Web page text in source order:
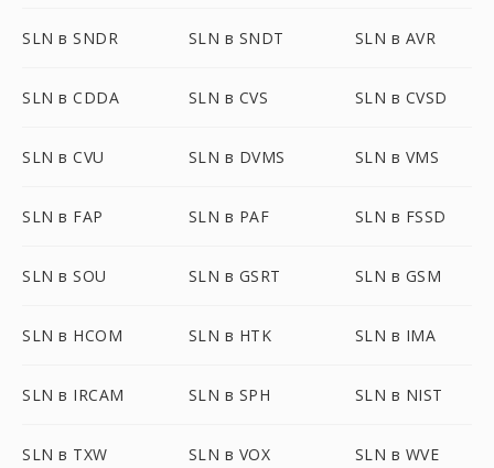
SLN в SNDR SLN в SNDT SLN в AVR
SLN в CDDA SLN в CVS SLN в CVSD
SLN в CVU SLN в DVMS SLN в VMS
SLN в FAP SLN в PAF SLN в FSSD
SLN в SOU SLN в GSRT SLN в GSM
SLN в HCOM SLN в HTK SLN в IMA
SLN в IRCAM SLN в SPH SLN в NIST
SLN в TXW SLN в VOX SLN в WVE